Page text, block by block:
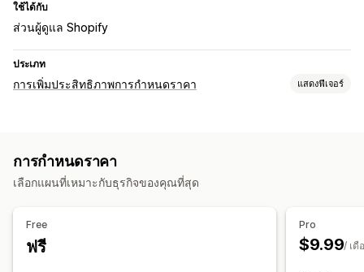
ใช้ได้กับ
ส่วนผู้ดูแล Shopify
ประเภท
การเพิ่มประสิทธิภาพการกำหนดราคา แสดงฟีเจอร์
การต่อรองราคา การกำหนดราคาแบบย้อนกลับ
การกำหนดราคา
เลือกแผนที่เหมาะกับธุรกิจของคุณที่สุด
Free
ฟรี
Pro
$9.99/ เดื